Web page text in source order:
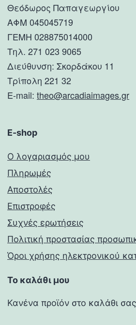
Θεόδωρος Παπαγεωργίου
ΑΦΜ 045045719
ΓΕΜΗ 028875014000
Τηλ. 271 023 9065
Διεύθυνση: Σκορδάκου 11
Τρίπολη 221 32
E-mail: theo@arcadiaimages.gr
E-shop
Ο λογαριασμός μου
Πληρωμές
Αποστολές
Επιστροφές
Συχνές ερωτήσεις
Πολιτική προστασίας
Όροι χρήσης ηλεκτρονικού
Το καλάθι μου
Κανένα προϊόν στο καλάθι